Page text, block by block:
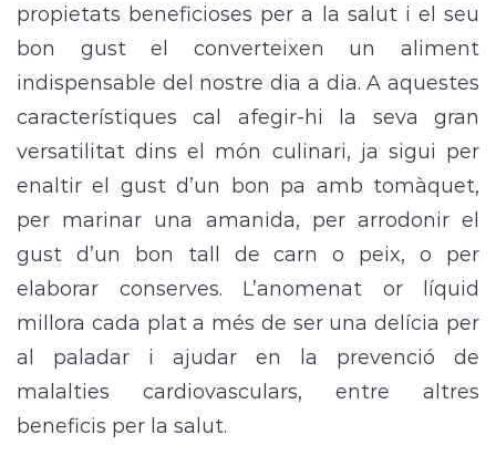
propietats beneficioses per a la salut i el seu
bon gust el converteixen un aliment
indispensable del nostre dia a dia. A aquestes
característiques cal afegir-hi la seva gran
versatilitat dins el món culinari, ja sigui per
enaltir el gust d’un bon pa amb tomàquet,
per marinar una amanida, per arrodonir el
gust d’un bon tall de carn o peix, o per
elaborar conserves. L’anomenat or líquid
millora cada plat a més de ser una delícia per
al paladar i ajudar en la prevenció de
malalties cardiovasculars, entre altres
beneficis per la salut.